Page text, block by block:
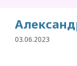
03.06.2023